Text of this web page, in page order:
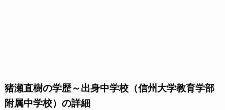
猪瀬直樹の学歴～出身中学校（信州大学教育学部
附属中学校）の詳細